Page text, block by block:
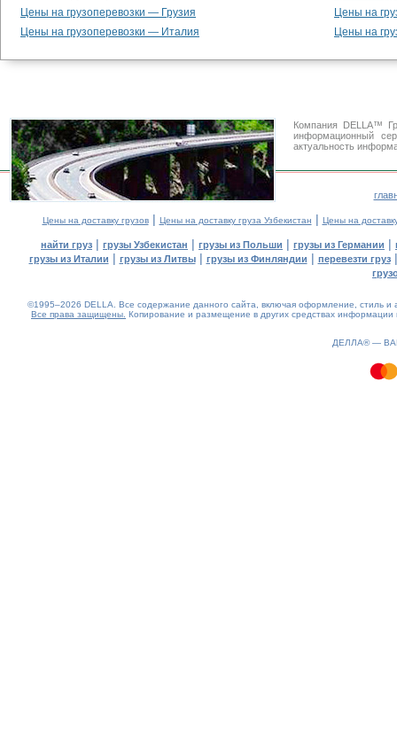
Цены на грузоперевозки — Грузия
Цены на
Цены на грузоперевозки — Италия
Цены на
Компания DELLA™
информационный
актуальность
Цены на доставку грузов| Цены на доставку груза Узбекистан | Цены на
найти груз | грузы Узбекистан | грузы из Польши | грузы из Германии |
грузы из Италии | грузы из Литвы| грузы из Финляндии | перевезти груз
©1995–2026 DELLA. Все содержание данного сайта, включая оформление, стиль и
Все права защищены. Копирование и размещение в других средствах
ДЕЛЛА® —